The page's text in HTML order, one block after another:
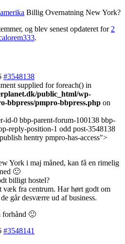
Billig Overnatning New York?
og blev senest opdateret for 2
.
#3548138
supplied for foreach() in
public_html/wp-
bbpress/pmpro-bbpress.php on
id-0 bbp-parent-forum-100138 bbp-
reply-position-1 odd post-3548138
hentry pmpro-has-access">
York i maj måned, kan få en rimelig
🙂
billigt hostel?
fra centrum. Har hørt godt om
går desværre ud af business.
forhånd 🙂
#3548141